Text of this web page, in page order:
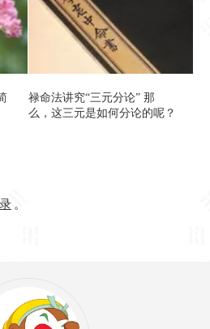
禄命法讲究“三元分论” 那
么，这三元是如何分论的呢？
。